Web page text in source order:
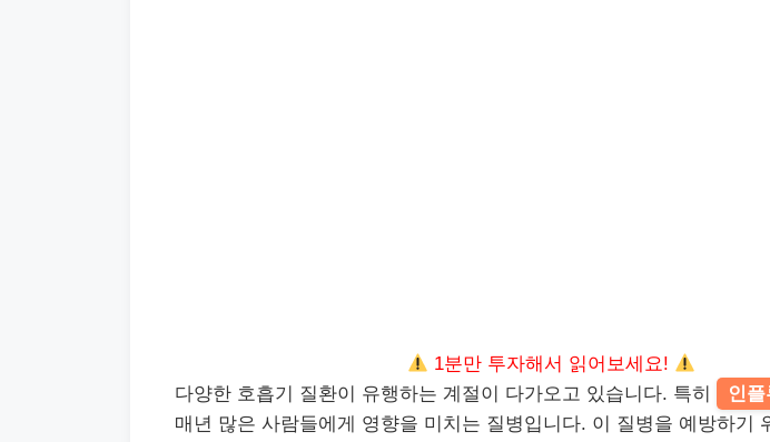
1분만 투자해서 읽어보세요!
다양한 호흡기 질환이 유행하는 계절이 다가오고 있습니다. 특히
인
매년 많은 사람들에게 영향을 미치는 질병입니다. 이 질병을 예방하기